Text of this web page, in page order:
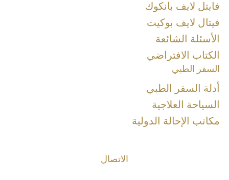
فايتل لايف بانكوك
فيتال لايف بوكيت
الأسئلة الشائعة
الكتاب الافتراضي
السفر الطبي
أدلة السفر الطبي
السياحة العلاجية
مكاتب الإحالة الدولية
الاتصال